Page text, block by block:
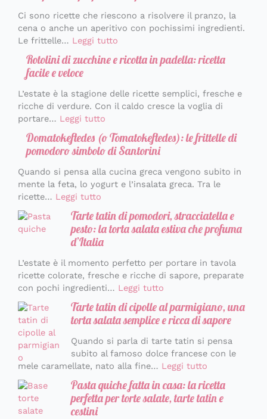
Ci sono ricette che riescono a risolvere il pranzo, la
cena o anche un aperitivo con pochissimi ingredienti.
Le frittelle… Leggi tutto
Rotolini di zucchine e ricotta in padella: ricetta
facile e veloce
L’estate è la stagione delle ricette semplici, fresche e
ricche di verdure. Con il caldo cresce la voglia di
portare… Leggi tutto
Domatokeftedes (o Tomatokeftedes): le frittelle di
pomodoro simbolo di Santorini
Quando si pensa alla cucina greca vengono subito in
mente la feta, lo yogurt e l’insalata greca. Tra le
ricette… Leggi tutto
Tarte tatin di pomodori, stracciatella e
pesto: la torta salata estiva che profuma
d’Italia
L’estate è il momento perfetto per portare in tavola
ricette colorate, fresche e ricche di sapore, preparate
con pochi ingredienti… Leggi tutto
Tarte tatin di cipolle al parmigiano, una
torta salata semplice e ricca di sapore
Quando si parla di tarte tatin si pensa
subito al famoso dolce francese con le
mele caramellate, nato alla fine… Leggi tutto
Pasta quiche fatta in casa: la ricetta
perfetta per torte salate, tarte tatin e
cestini